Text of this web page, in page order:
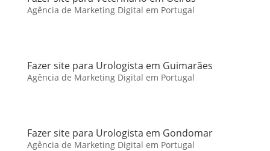
Agência de Marketing Digital em Portugal
Fazer site para Urologista em Guimarães
Agência de Marketing Digital em Portugal
Fazer site para Urologista em Gondomar
Agência de Marketing Digital em Portugal